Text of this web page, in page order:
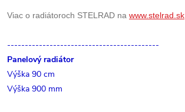
Viac o radiátoroch STELRAD na www.stelrad.sk
-------------------------------------------
Panelový radiátor
Výška 90 cm
Výška 900 mm